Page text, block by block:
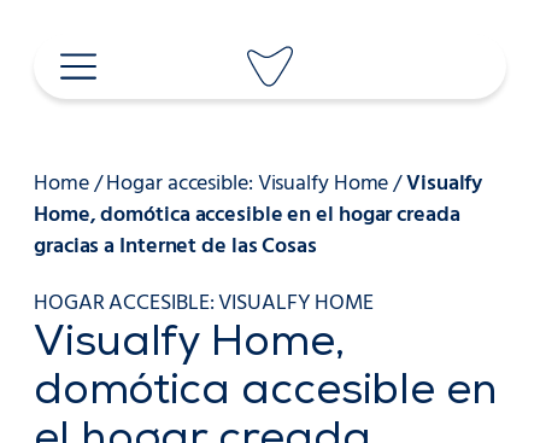
contenido
Home/Hogar accesible: Visualfy Home/Visualfy
Home, domótica accesible en el hogar creada
gracias a Internet de las Cosas
HOGAR ACCESIBLE: VISUALFY HOME
Visualfy Home,
domótica accesible en